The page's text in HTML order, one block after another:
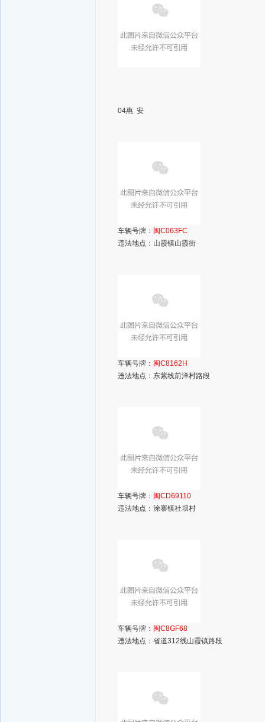
04惠 安
车辆号牌： 闽C063FC
违法地点：山霞镇山霞街
车辆号牌： 闽C8162H
违法地点：东紫线前洋村路段
车辆号牌： 闽CD69110
违法地点：涂寨镇社坝村
车辆号牌： 闽C8GF68
违法地点：省道312线山霞镇路段